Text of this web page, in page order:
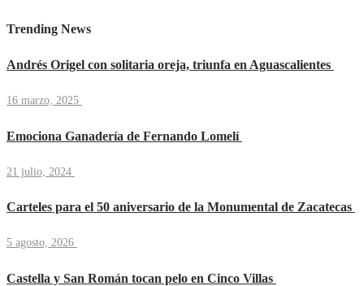
Trending News
Andrés Origel con solitaria oreja, triunfa en Aguascalientes
16 marzo, 2025
Emociona Ganadería de Fernando Lomelí
21 julio, 2024
Carteles para el 50 aniversario de la Monumental de Zacatecas
5 agosto, 2026
Castella y San Román tocan pelo en Cinco Villas